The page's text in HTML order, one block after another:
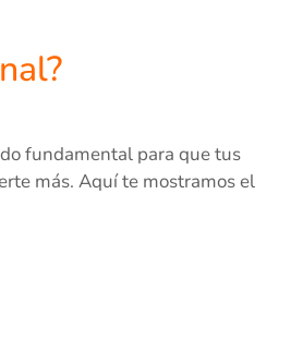
fundamental para que tus
más. Aquí te mostramos el